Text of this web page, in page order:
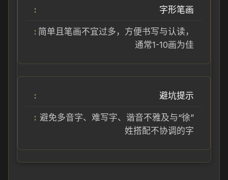
字形笔画
简单且笔画不宜过多，方便书写与认读，
通常1-10画为佳
避坑提示
避免多音字、难写字、谐音不雅及与“徐”
姓搭配不协调的字